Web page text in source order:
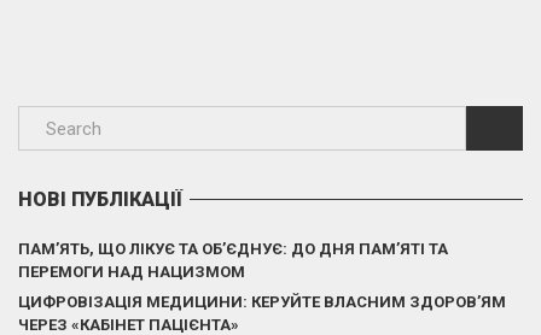
НОВІ ПУБЛІКАЦІЇ
ПАМ’ЯТЬ, ЩО ЛІКУЄ ТА ОБ’ЄДНУЄ: ДО ДНЯ ПАМ’ЯТІ ТА
ПЕРЕМОГИ НАД НАЦИЗМОМ
ЦИФРОВІЗАЦІЯ МЕДИЦИНИ: КЕРУЙТЕ ВЛАСНИМ ЗДОРОВ’ЯМ
ЧЕРЕЗ «КАБІНЕТ ПАЦІЄНТА»